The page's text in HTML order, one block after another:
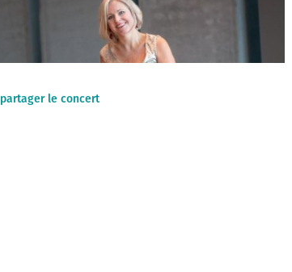
partager le concert